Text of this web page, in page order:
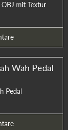
mit Textur
Wah Pedal
Pedal